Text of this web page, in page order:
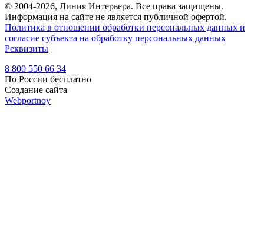
© 2004-2026, Линия Интерьера. Все права защищены.
Информация на сайте не является публичной офертой.
Политика в отношении обработки персональных данных и
согласие субъекта на обработку персональных данных
Реквизиты
8 800 550 66 34
По России бесплатно
Создание сайта
Webportnoy